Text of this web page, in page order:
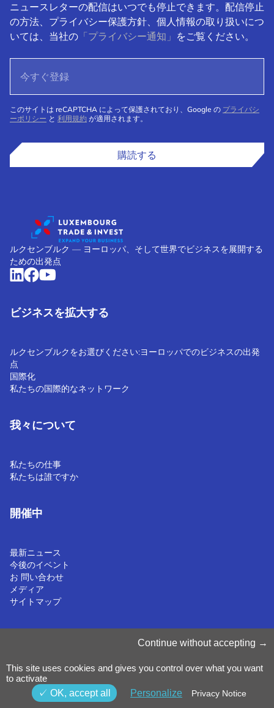
ニュースレターの配信はいつでも停止できます。配信停止
の方法、プライバシー保護方針、個人情報の取り扱いにつ
いては、当社の 「プライバシー通知」 をご覧ください。
このサイトは reCAPTCHA によって保護されており、Google の プライバシ
ーポリシー と 利用規約 が適用されます。
購読する
ルクセンブルク ― ヨーロッパ、そして世界でビジネスを展開する
ための出発点
ビジネスを拡大する
ルクセンブルクをお選びください:ヨーロッパでのビジネスの出発
点
国際化
私たちの国際的なネットワーク
我々について
私たちの仕事
私たちは誰ですか
開催中
最新ニュース
今後のイベント
お 問い合わせ
メディア
サイトマップ
プライバシーに関する通知
利用規約
内部通報ポリシー
©2025 Luxinnovation GIE
Continue without accepting
This site uses cookies and gives you control over what you want
to activate
OK, accept all
Personalize Privacy Notice